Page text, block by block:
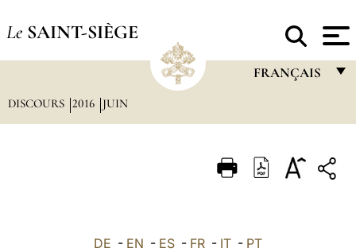
Le SAINT-SIÈGE
FRANÇAIS
ITALIANO
DISCOURS 2016 JUIN
DE - EN - ES - FR - IT - PT